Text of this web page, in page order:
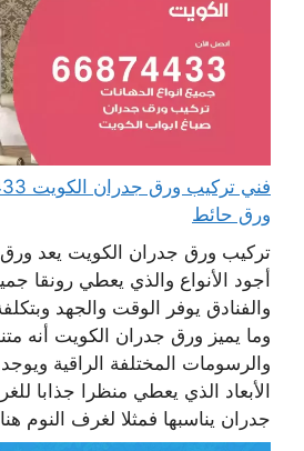
ورق حائط
تركيب ورق جدران الكويت يعد
أجود الأنواع والذي يعطي رونقا
والفنادق يوفر الوقت والجهد
وما يميز ورق جدران الكويت أنه
والرسومات المختلفة الراقية
الأبعاد الذي يعطي منظرا جذابا
جدران يناسبها فمثلا لغرف النوم